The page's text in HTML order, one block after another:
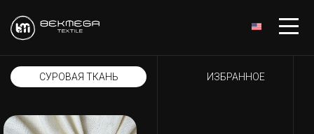
СУРОВАЯ ТКАНЬ ИЗБРАННОЕ